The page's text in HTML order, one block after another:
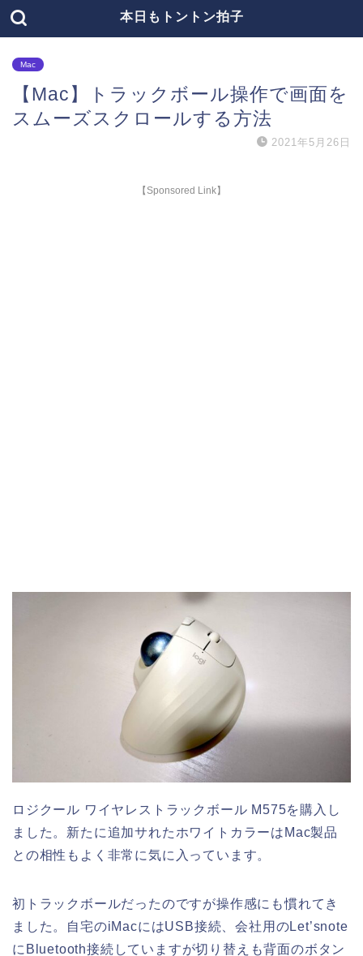
本日もトントン拍子
Mac
【Mac】トラックボール操作で画面を
スムーズスクロールする方法
2021年5月26日
【Sponsored Link】
ロジクール ワイヤレストラックボール M575を購入し
ました。新たに追加サれたホワイトカラーはMac製品
との相性もよく非常に気に入っています。
初トラックボールだったのですが操作感にも慣れてき
ました。自宅のiMacにはUSB接続、会社用のLet’snote
にBluetooth接続していますが切り替えも背面のボタン